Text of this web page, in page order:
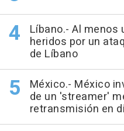
Líbano.- Al menos
heridos por un
de Líbano
México.- México
de un 'streamer'
retransmisión en